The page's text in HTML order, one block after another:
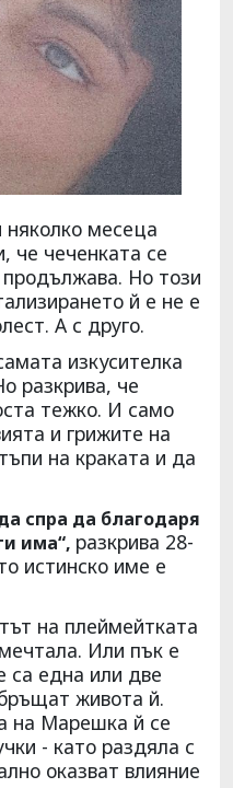
няколко месеца
че чеченката се
Но този
й е не е
А с друго.
изкусителка
разкрива, че
тежко. И само
и грижите на
на краката и да
спра да благодаря
има“, разкрива 28-
истинско име е
на плеймейтката
Или пък e
една или две
живота й.
на Марешка й се
- като раздяла с
оказват влияние